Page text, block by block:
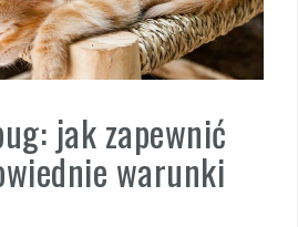
jak zapewnić
warunki